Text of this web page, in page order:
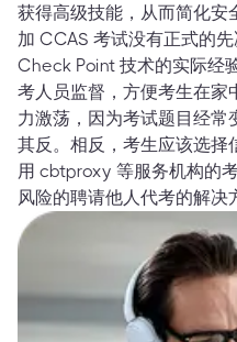
获得高级技能，从而简化安
加 CCAS 考试没有正式的
Check Point 技术的实际经
考人员监督，方便考生在家
力激荡，因为考试题目经
其反。相反，考生应该选择
用 cbtproxy 等服务机构的
风险的聘请他人代考的解决